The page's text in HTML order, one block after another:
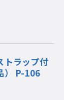
トラップ付
） P-106